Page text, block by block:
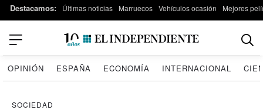
Destacamos: Últimas noticias Marruecos Vehículos ocasión Mejores
OPINIÓN ESPAÑA ECONOMÍA INTERNACIONAL
SOCIEDAD